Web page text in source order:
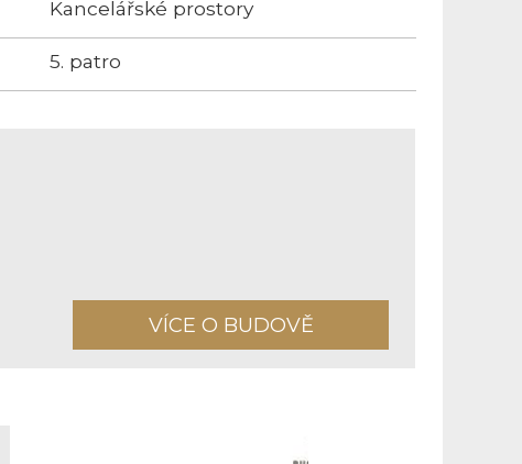
Kancelářské prostory
5. patro
VÍCE O BUDOVĚ